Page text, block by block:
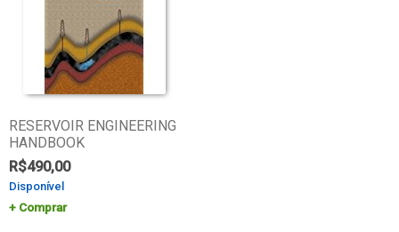
RESERVOIR ENGINEERING
HANDBOOK
R$490,00
Disponível
Comprar